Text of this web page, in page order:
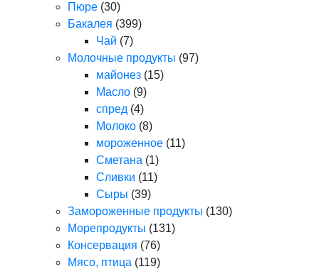
Пюре (30)
Бакалея (399)
Чай (7)
Молочные продукты (97)
майонез (15)
Масло (9)
спред (4)
Молоко (8)
мороженное (11)
Сметана (1)
Сливки (11)
Сыры (39)
Замороженные продукты (130)
Морепродукты (131)
Консервация (76)
Мясо, птица (119)